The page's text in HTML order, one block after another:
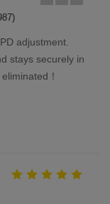
adjustment.
stays securely in
！